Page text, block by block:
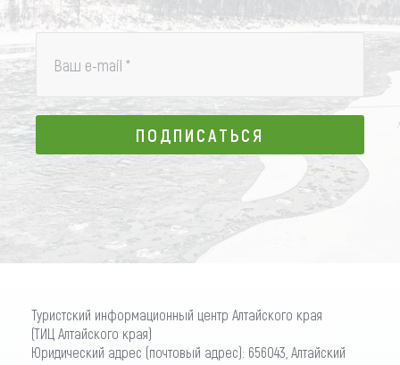
Ваш e-mail *
ПОДПИСАТЬСЯ
ПОДПИСАТЬСЯ
Туристский информационный центр Алтайского края
(ТИЦ Алтайского края)
Юридический адрес (почтовый адрес): 656043, Алтайский